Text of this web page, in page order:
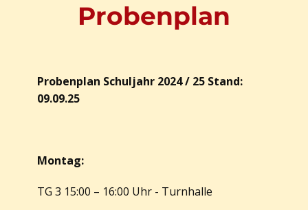
Probenplan
Probenplan Schuljahr 2024 / 25 Stand:
09.09.25
Montag:
TG 3 15:00 – 16:00 Uhr - Turnhalle